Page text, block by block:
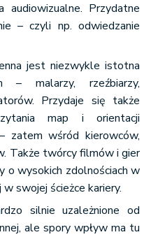
audiowizualne. Przydatne
– czyli np. odwiedzanie
jest niezwykle istotna
– malarzy, rzeźbiarzy,
Przydaje się także
map i orientacji
zatem wśród kierowców,
Także twórcy filmów i gier
o wysokich zdolnościach w
swojej ścieżce kariery.
silnie uzależnione od
ale spory wpływ ma tu